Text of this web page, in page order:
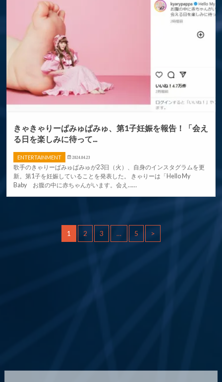
きゃきゃりーぱみゅぱみゅ、第1子妊娠を報告！「会え
る日を楽しみに待って...
ENTERTAINMENT 2024.04.23
歌手のきゃりーぱみゅぱみゅが23日（火）、自身のインスタグラムを更
新。第1子を妊娠していることを発表した。 きゃりーは「Hello My
Baby お腹の中に赤ちゃんがいます。会え……
1 2 3 … 5 >